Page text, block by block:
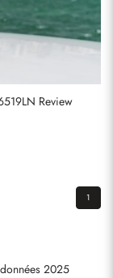
Review
1
2025